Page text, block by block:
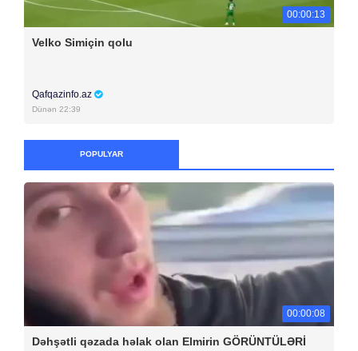
00:00:13
Velko Simiçin qolu
Qafqazinfo.az
Dünən 22:39
POPULYAR
00:00:08
Dəhşətli qəzada həlak olan Elmirin GÖRÜNTÜLƏRİ